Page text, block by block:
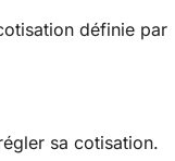
définie par
sa cotisation.